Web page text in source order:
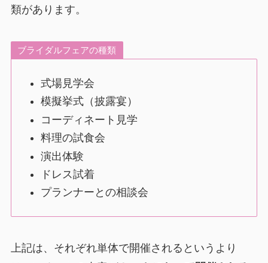
類があります。
ブライダルフェアの種類
式場見学会
模擬挙式（披露宴）
コーディネート見学
料理の試食会
演出体験
ドレス試着
プランナーとの相談会
上記は、それぞれ単体で開催されるというより